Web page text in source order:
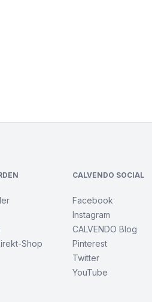
Shop
CALVENDO SOCIAL
Facebook
Instagram
CALVENDO Blog
Pinterest
Twitter
YouTube